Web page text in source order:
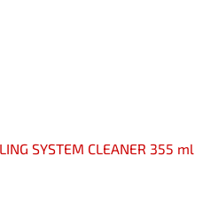
SYSTEM CLEANER 355 ml